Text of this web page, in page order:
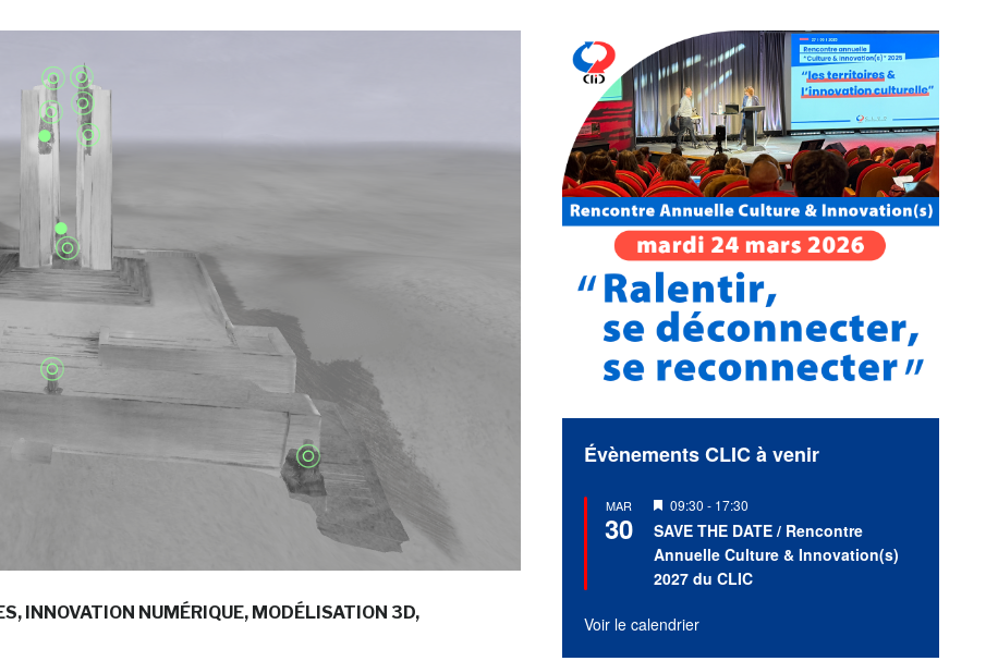
INNOVATION NUMÉRIQUE MODÉLISATION 3D
Évènements CLIC à venir
MAR
30
Mis
en
avant
09:30 - 17:30
SAVE THE DATE / Rencontre
Annuelle Culture & Innovation(s)
2027 du CLIC
Voir le calendrier